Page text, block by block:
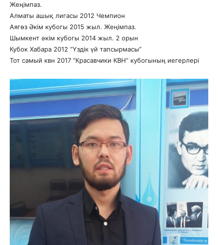
Жеңімпаз.
Алматы ашық лигасы 2012 Чемпион
Аягөз Әкім кубогы 2015 жыл. Жеңімпаз.
Шымкент әкім кубогы 2014 жыл. 2 орын
Кубок Хабара 2012 “Үздік үй тапсырмасы”
Тот самый квн 2017 “Красавчики КВН” кубогының иегерлері